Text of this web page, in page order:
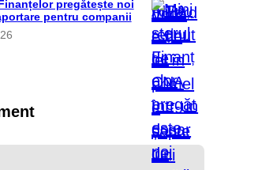
pregătește noi
pentru companii